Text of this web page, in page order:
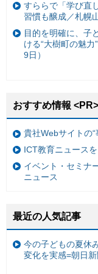
すららで「学び直
習慣も醸成／札幌
目的を明確に、子
ける“大樹町の魅
9日）
おすすめ情報 <PR>
貴社Webサイトの
ICT教育ニュース
イベント・セミナ
ニュース
最近の人気記事
今の子どもの夏休
変化を実感=朝日